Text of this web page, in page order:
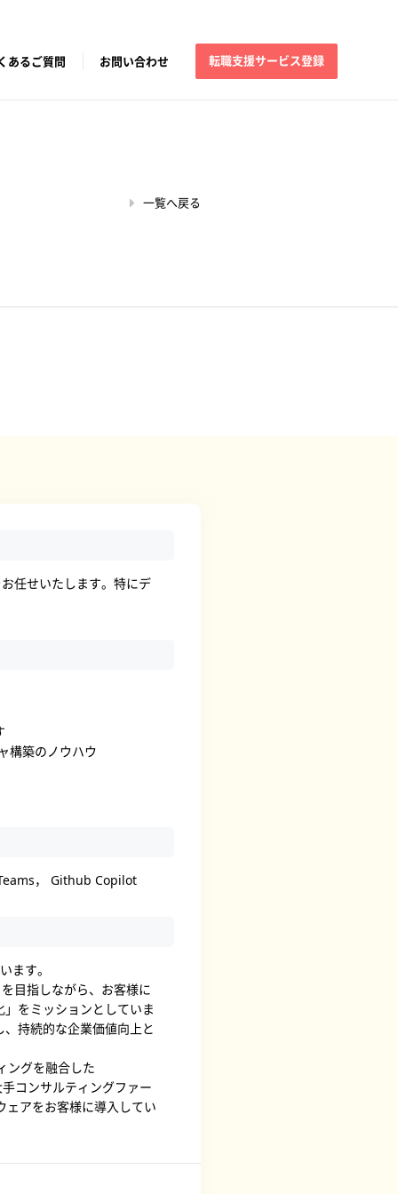
あるご質問 お問い合わせ 転職支援サービス登録
一覧へ戻る
任せいたします。特にデ
構築のノウハウ
， Github Copilot
ます。
目指しながら、お客様に
をミッションとしていま
持続的な企業価値向上と
ングを融合した
コンサルティングファー
ェアをお客様に導入してい